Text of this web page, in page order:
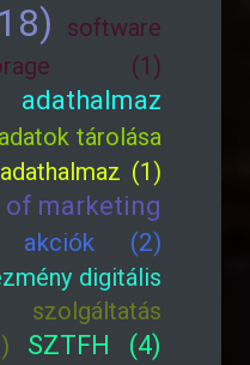
software
(1)
tárolása
(1)
of marketing
akciók (2)
digitális
szolgáltatás
SZTFH (4)